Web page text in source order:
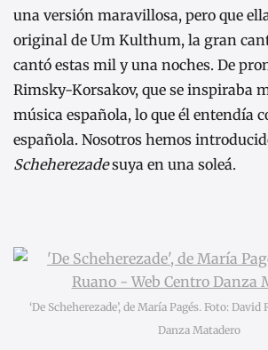
una versión maravillosa, pero que
original de Um Kulthum, la gran
cantó estas mil y una noches. De
Rimsky-Korsakov, que se inspiraba
música española, lo que él entendía
española. Nosotros hemos
Scheherezadesuya en una soleá.
‘De Scheherezade’, de María Pagés. Foto:
Danza Matadero